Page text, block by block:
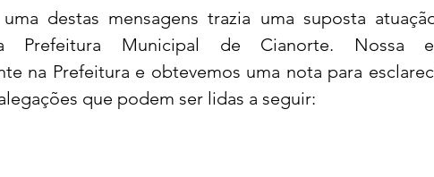
uma destas mensagens trazia uma suposta
Prefeitura Municipal de Cianorte. Nossa
na Prefeitura e obtevemos uma nota para
que podem ser lidas a seguir: